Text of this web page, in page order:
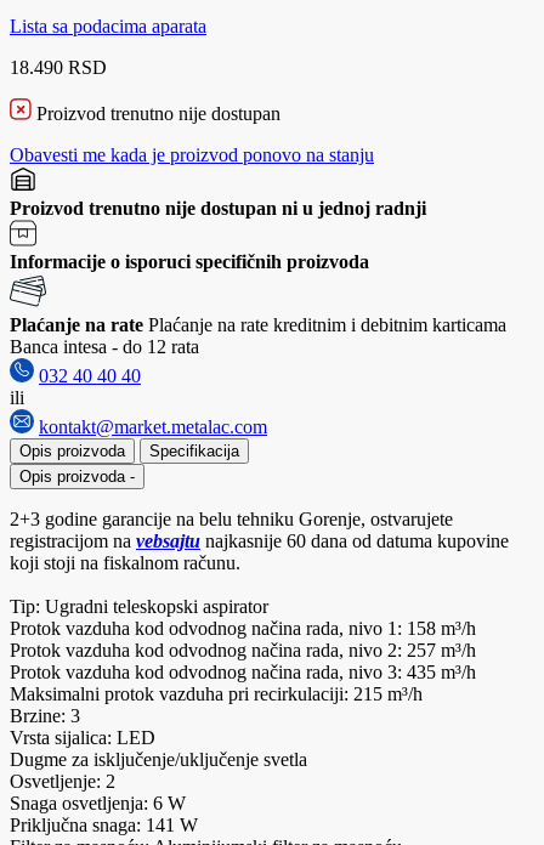
Lista sa podacima aparata
18.490 RSD
Proizvod trenutno nije dostupan
Obavesti me kada je proizvod ponovo na stanju
Proizvod trenutno nije dostupan ni u jednoj radnji
Informacije o isporuci specifičnih proizvoda
Plaćanje na rate Plaćanje na rate kreditnim i debitnim karticama
Banca intesa - do 12 rata
032 40 40 40
ili
kontakt@market.metalac.com
Opis proizvoda
Specifikacija
Opis proizvoda -
2+3 godine garancije na belu tehniku Gorenje, ostvarujete
registracijom na vebsajtu najkasnije 60 dana od datuma kupovine
koji stoji na fiskalnom računu.
Tip: Ugradni teleskopski aspirator
Protok vazduha kod odvodnog načina rada, nivo 1: 158 m³/h
Protok vazduha kod odvodnog načina rada, nivo 2: 257 m³/h
Protok vazduha kod odvodnog načina rada, nivo 3: 435 m³/h
Maksimalni protok vazduha pri recirkulaciji: 215 m³/h
Brzine: 3
Vrsta sijalica: LED
Dugme za isključenje/uključenje svetla
Osvetljenje: 2
Snaga osvetljenja: 6 W
Priključna snaga: 141 W